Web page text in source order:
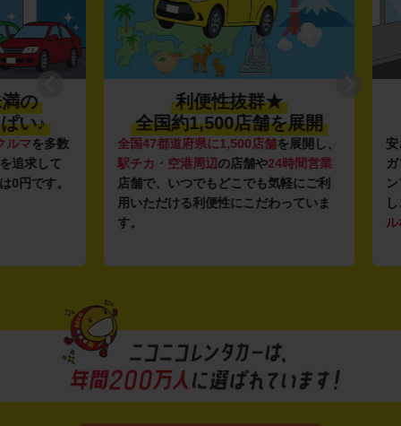
♪
を多数
して
す。
利便性抜群★
全国約1,500店舗を展開
全国47都道府県に1,500店舗を展開し、
駅チカ・空港周辺の店舗や24時間営業
店舗で、いつでもどこでも気軽にご利
用いただける利便性にこだわっていま
安さ
ガソ
ンフ
し、
ルな